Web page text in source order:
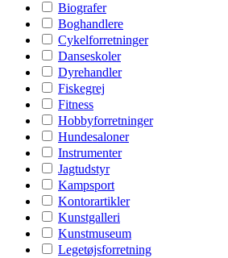
Biografer
Boghandlere
Cykelforretninger
Danseskoler
Dyrehandler
Fiskegrej
Fitness
Hobbyforretninger
Hundesaloner
Instrumenter
Jagtudstyr
Kampsport
Kontorartikler
Kunstgalleri
Kunstmuseum
Legetøjsforretning